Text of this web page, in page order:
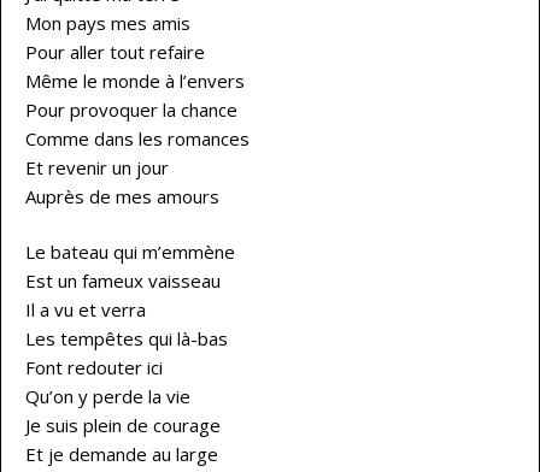
Mon pays mes amis
Pour aller tout refaire
Même le monde à l’envers
Pour provoquer la chance
Comme dans les romances
Et revenir un jour
Auprès de mes amours
Le bateau qui m’emmène
Est un fameux vaisseau
Il a vu et verra
Les tempêtes qui là-bas
Font redouter ici
Qu’on y perde la vie
Je suis plein de courage
Et je demande au large